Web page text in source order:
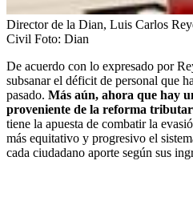
Director de la Dian, Luis Carlos
Civil Foto: Dian
De acuerdo con lo expresado por
subsanar el déficit de personal que
pasado. Más aún, ahora que hay
proveniente de la reforma
tiene la apuesta de combatir la
más equitativo y progresivo el
cada ciudadano aporte según sus